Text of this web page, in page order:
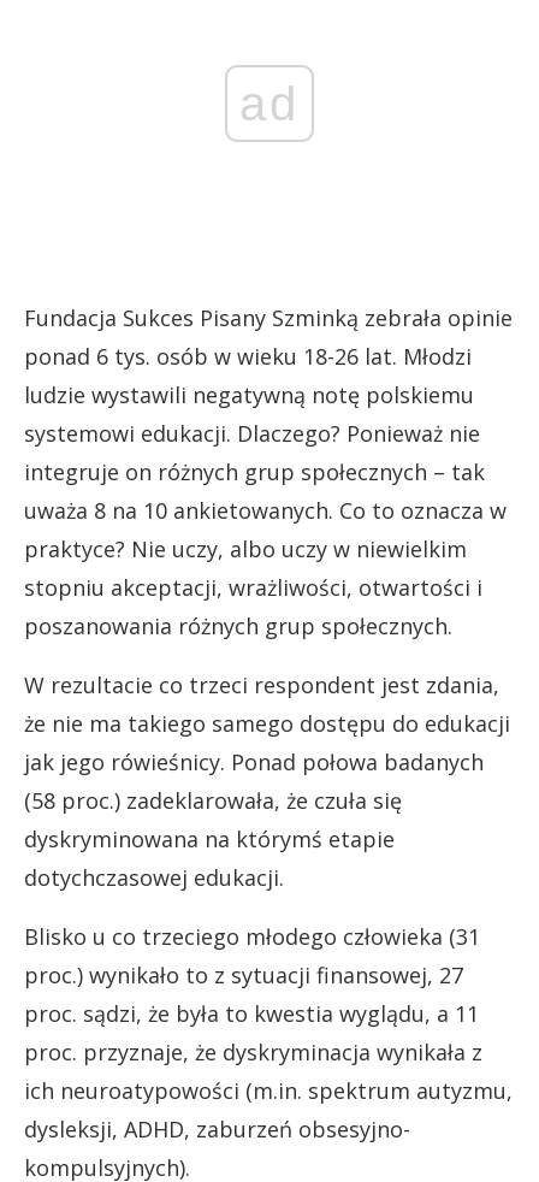
ad
Fundacja Sukces Pisany Szminką zebrała opinie
ponad 6 tys. osób w wieku 18-26 lat. Młodzi
ludzie wystawili negatywną notę polskiemu
systemowi edukacji. Dlaczego? Ponieważ nie
integruje on różnych grup społecznych – tak
uważa 8 na 10 ankietowanych. Co to oznacza w
praktyce? Nie uczy, albo uczy w niewielkim
stopniu akceptacji, wrażliwości, otwartości i
poszanowania różnych grup społecznych.
W rezultacie co trzeci respondent jest zdania,
że nie ma takiego samego dostępu do edukacji
jak jego rówieśnicy. Ponad połowa badanych
(58 proc.) zadeklarowała, że czuła się
dyskryminowana na którymś etapie
dotychczasowej edukacji.
Blisko u co trzeciego młodego człowieka (31
proc.) wynikało to z sytuacji finansowej, 27
proc. sądzi, że była to kwestia wyglądu, a 11
proc. przyznaje, że dyskryminacja wynikała z
ich neuroatypowości (m.in. spektrum autyzmu,
dysleksji, ADHD, zaburzeń obsesyjno-
kompulsyjnych).